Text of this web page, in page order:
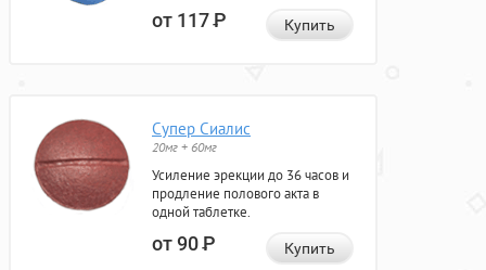
от 117Р Купить
Супер Сиалис
20мг + 60мг
Усиление эрекции до 36 часов и
продление полового акта в
одной таблетке.
от 90Р Купить